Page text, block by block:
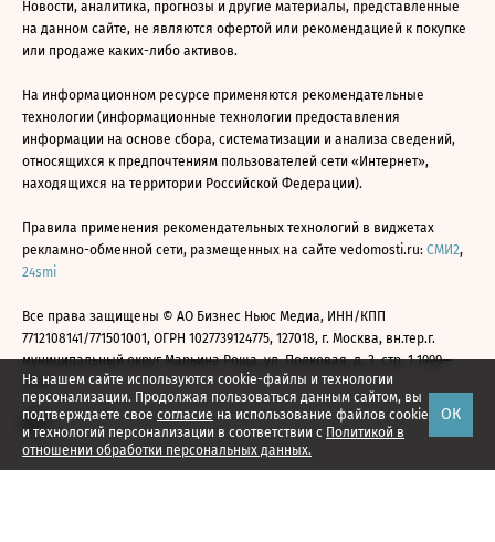
На нашем сайте используются cookie-файлы и технологии
персонализации. Продолжая пользоваться данным сайтом, вы
подтверждаете свое согласие на использование файлов cookie
и технологий персонализации в соответствии с Политикой в
отношении обработки персональных данных.
ОК
Новости, аналитика, прогнозы и другие материалы, представленные
на данном сайте, не являются офертой или рекомендацией к покупке
или продаже каких-либо активов.
На информационном ресурсе применяются рекомендательные
технологии (информационные технологии предоставления
информации на основе сбора, систематизации и анализа сведений,
относящихся к предпочтениям пользователей сети «Интернет»,
находящихся на территории Российской Федерации).
Правила применения рекомендательных технологий в виджетах
рекламно-обменной сети, размещенных на сайте vedomosti.ru: СМИ2,
24smi
Все права защищены © АО Бизнес Ньюс Медиа, ИНН/КПП
7712108141/771501001, ОГРН 1027739124775, 127018, г. Москва, вн.тер.г.
муниципальный округ Марьина Роща, ул. Полковая, д. 3, стр. 1 1999—
2026